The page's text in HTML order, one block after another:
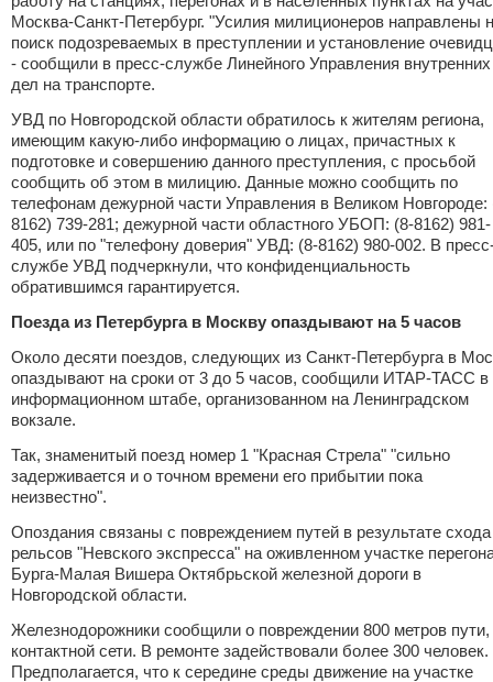
Москва-Санкт-Петербург. "Усилия милиционеров направлены
поиск подозреваемых в преступлении и установление
- сообщили в пресс-службе Линейного Управления внутренних
дел на транспорте.
УВД по Новгородской области обратилось к жителям региона,
имеющим какую-либо информацию о лицах, причастных к
подготовке и совершению данного преступления, с просьбой
сообщить об этом в милицию. Данные можно сообщить по
телефонам дежурной части Управления в Великом Новгороде:
8162) 739-281; дежурной части областного УБОП: (8-8162) 981-
405, или по "телефону доверия" УВД: (8-8162) 980-002. В
службе УВД подчеркнули, что конфиденциальность
обратившимся гарантируется.
Поезда из Петербурга в Москву опаздывают на 5 часов
Около десяти поездов, следующих из Санкт-Петербурга в
опаздывают на сроки от 3 до 5 часов, сообщили ИТАР-ТАСС в
информационном штабе, организованном на Ленинградском
вокзале.
Так, знаменитый поезд номер 1 "Красная Стрела" "сильно
задерживается и о точном времени его прибытии пока
неизвестно".
Опоздания связаны с повреждением путей в результате
рельсов "Невского экспресса" на оживленном участке
Бурга-Малая Вишера Октябрьской железной дороги в
Новгородской области.
Железнодорожники сообщили о повреждении 800 метров пути,
контактной сети. В ремонте задействовали более 300 человек.
Предполагается, что к середине среды движение на участке